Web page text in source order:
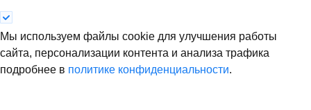
Мы используем файлы cookie для улучшения работы
сайта, персонализации контента и анализа трафика
подробнее в политике конфиденциальности.